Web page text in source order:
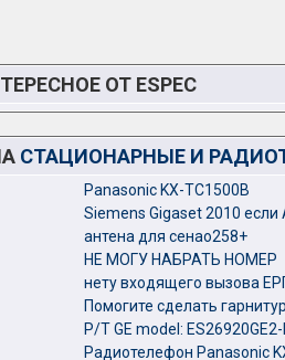
ОТ ESPEC
СТАЦИОНАРНЫЕ И
Panasonic KX-TC1500B
Siemens Gigaset 2010
антена для сенао258+
НЕ МОГУ НАБРАТЬ НОМЕР
нету входящего вызова
Помогите сделать
Р/Т GE model:
Радиотелефон Panasonic